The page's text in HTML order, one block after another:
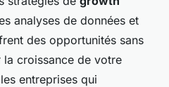
analyses de données et
des opportunités sans
croissance de votre
entreprises qui